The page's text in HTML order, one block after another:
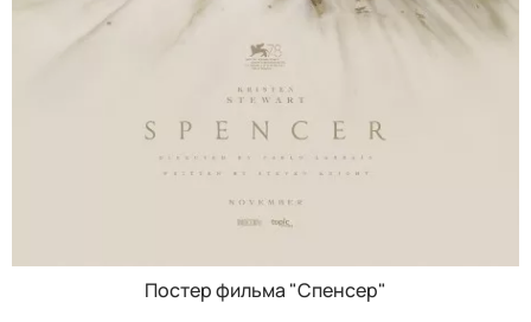
Постер фильма "Спенсер"